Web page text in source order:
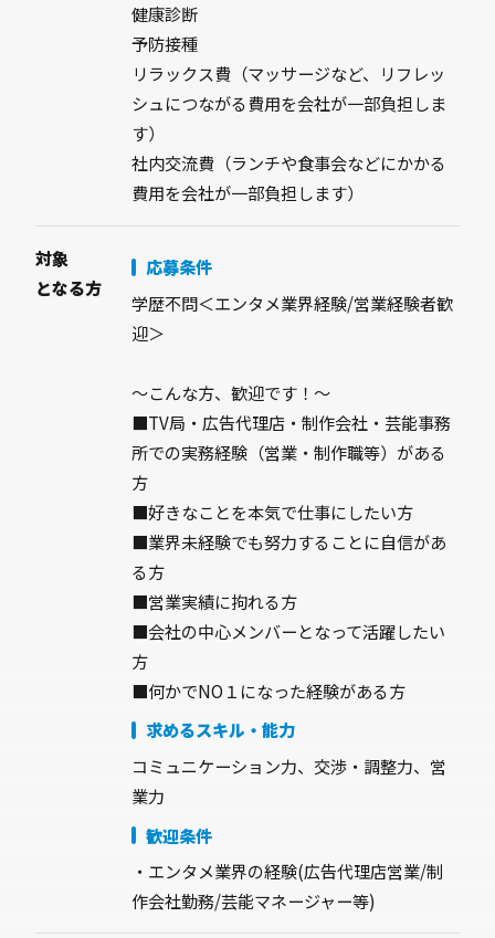
健康診断
予防接種
リラックス費（マッサージなど、リフレッ
シュにつながる費用を会社が一部負担しま
す）
社内交流費（ランチや食事会などにかかる
費用を会社が一部負担します）
対象
となる方
応募条件
学歴不問＜エンタメ業界経験/営業経験者歓
迎＞
～こんな方、歓迎です！～
■TV局・広告代理店・制作会社・芸能事務
所での実務経験（営業・制作職等）がある
方
■好きなことを本気で仕事にしたい方
■業界未経験でも努力することに自信があ
る方
■営業実績に拘れる方
■会社の中心メンバーとなって活躍したい
方
■何かでNO１になった経験がある方
求めるスキル・能力
コミュニケーション力、交渉・調整力、営
業力
歓迎条件
・エンタメ業界の経験(広告代理店営業/制
作会社勤務/芸能マネージャー等)